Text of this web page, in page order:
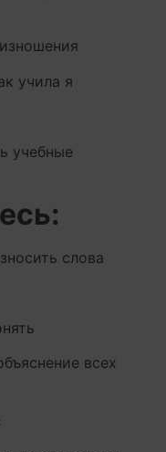
учила я
учебные
слова
всех